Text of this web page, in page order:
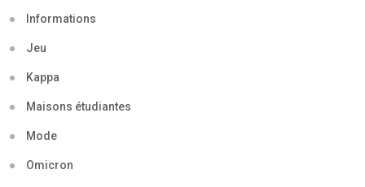
Informations
Jeu
Kappa
Maisons étudiantes
Mode
Omicron